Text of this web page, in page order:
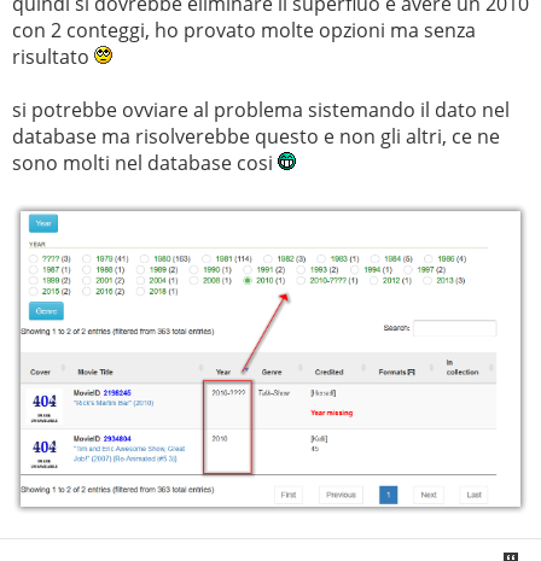
con 2 conteggi, ho provato molte opzioni ma senza
risultato
si potrebbe ovviare al problema sistemando il dato nel
database ma risolverebbe questo e non gli altri, ce ne
sono molti nel database cosi